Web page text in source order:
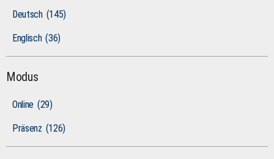
Deutsch (145)
Englisch (36)
Modus
Online (29)
Präsenz (126)